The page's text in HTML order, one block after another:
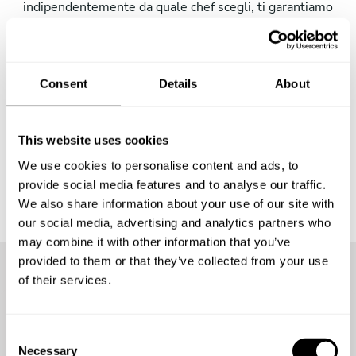
Consent Details About
This website uses cookies
We use cookies to personalise content and ads, to
provide social media features and to analyse our traffic.
We also share information about your use of our site with
our social media, advertising and analytics partners who
may combine it with other information that you’ve
provided to them or that they’ve collected from your use
of their services.
Necessary
indipendentemente da quale chef scegli, ti garantiamo
che sei in buone mani: tutti i nostri chef hanno almeno un
decennio di esperienza alle spalle e sono stati formati
un menu, ti metteremo in contatto con lo chef in modo da
poter risolvere tutti i dettagli e accertarti che tutto sia di
goduto dell'esperienza